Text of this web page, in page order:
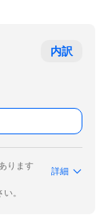
内訳
ります
詳細
。